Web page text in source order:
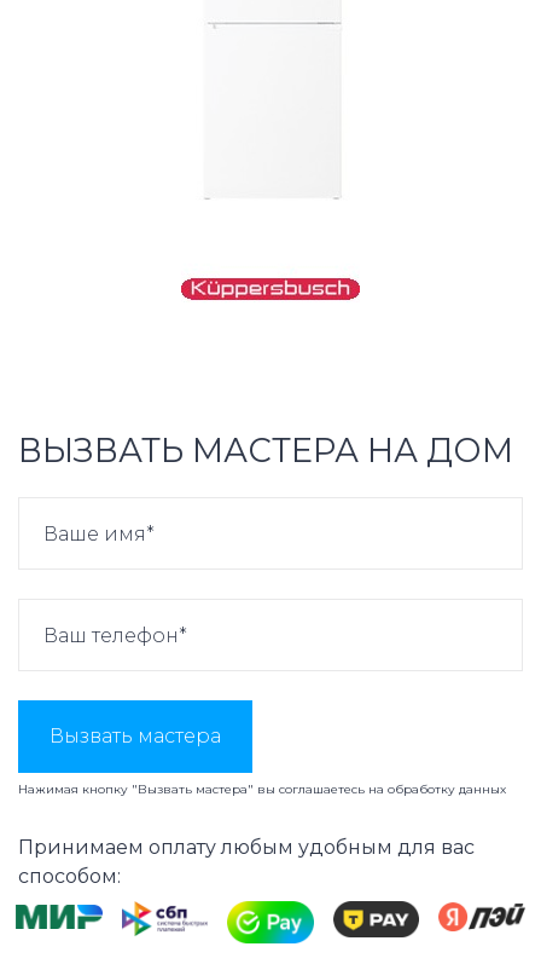
ВЫЗВАТЬ МАСТЕРА НА ДОМ
Вызвать мастера
Нажимая кнопку "Вызвать мастера" вы соглашаетесь на обработку данных
Принимаем оплату любым удобным для вас
способом: